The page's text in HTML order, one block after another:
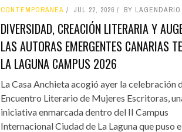
CONTEMPORÁNEA JUL 22, 2026 BY LAGENDARIO
DIVERSIDAD, CREACIÓN LITERARIA Y
LAS AUTORAS EMERGENTES CANARIAS
LA LAGUNA CAMPUS 2026
La Casa Anchieta acogió ayer la celebración
Encuentro Literario de Mujeres Escritoras,
iniciativa enmarcada dentro del II Campus
Internacional Ciudad de La Laguna que puso